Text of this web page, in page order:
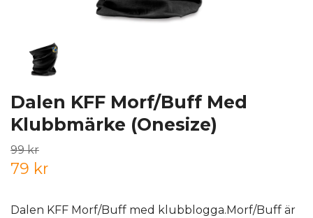
Dalen KFF Morf/Buff Med
Klubbmärke (Onesize)
99 kr
79 kr
Dalen KFF Morf/Buff med klubblogga.Morf/Buff är